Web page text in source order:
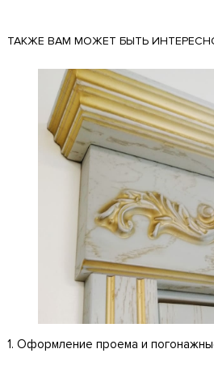
ТАКЖЕ ВАМ МОЖЕТ БЫТЬ
1. Оформление проема и